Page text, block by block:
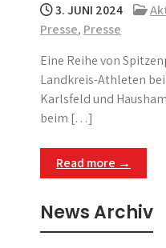
3. JUNI 2024
Presse, Presse
Eine Reihe von
Landkreis-Athleten
Karlsfeld und
beim […]
Read more →
News Archiv